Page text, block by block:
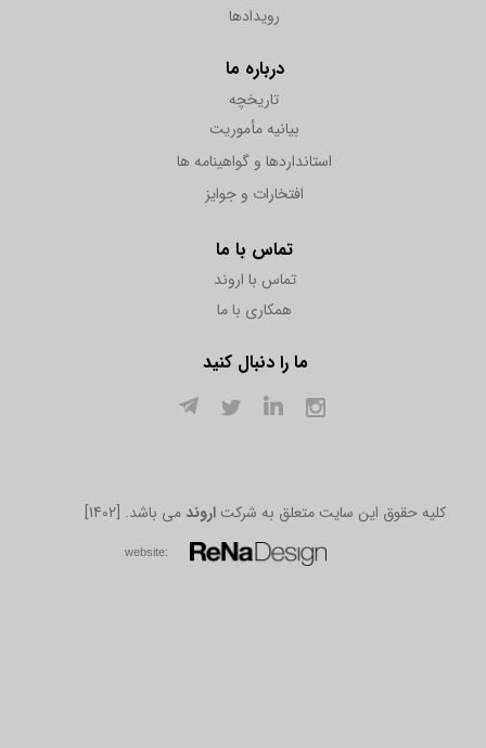
رویدادها
درباره ما
تاریخچه
بیانیه مأموریت
استانداردها و گواهینامه ها
افتخارات و جوایز
تماس با ما
تماس با اروند
همکاری با ما
ما را دنبال کنید
[1402] .کلیه حقوق این سایت متعلق به شرکت اروندمی باشد
w​​​​​​​ebsite: